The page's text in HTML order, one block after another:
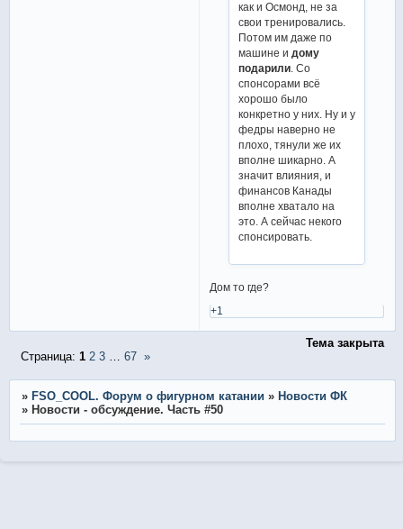
как и Осмонд, не за
свои тренировались.
Потом им даже по
машине идому
подарили . Со
спонсорами всё
хорошо было
конкретно у них. Ну и у
федры наверно не
плохо, тянули же их
вполне шикарно. А
значит влияния, и
финансов Канады
вполне хватало на
это. А сейчас некого
спонсировать.
Дом то где?
+1
Тема закрыта
Страница: 1 2 3 67 »
» FSO_COOL. Форум о фигурном катании » Новости ФК
» Новости - обсуждение. Часть #50